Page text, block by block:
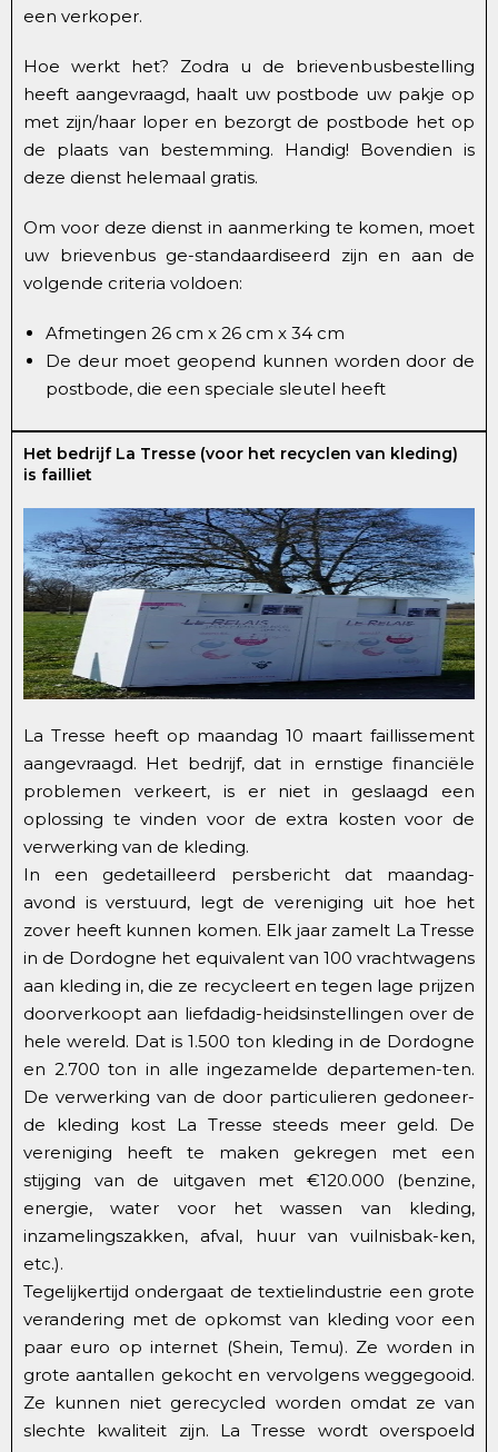
een verkoper.
Hoe werkt het? Zodra u de brievenbusbestelling
heeft aangevraagd, haalt uw postbode uw pakje op
met zijn/haar loper en bezorgt de postbode het op
de plaats van bestemming. Handig! Bovendien is
deze dienst helemaal gratis.
Om voor deze dienst in aanmerking te komen, moet
uw brievenbus ge-standaardiseerd zijn en aan de
volgende criteria voldoen:
Afmetingen 26 cm x 26 cm x 34 cm
De deur moet geopend kunnen worden door de
postbode, die een speciale sleutel heeft
Het bedrijf La Tresse (voor het recyclen van kleding)
is failliet
La Tresse heeft op maandag 10 maart faillissement
aangevraagd. Het bedrijf, dat in ernstige financiële
problemen verkeert, is er niet in geslaagd een
oplossing te vinden voor de extra kosten voor de
verwerking van de kleding.
In een gedetailleerd persbericht dat maandag-
avond is verstuurd, legt de vereniging uit hoe het
zover heeft kunnen komen. Elk jaar zamelt La Tresse
in de Dordogne het equivalent van 100 vrachtwagens
aan kleding in, die ze recycleert en tegen lage prijzen
doorverkoopt aan liefdadig-heidsinstellingen over de
hele wereld. Dat is 1.500 ton kleding in de Dordogne
en 2.700 ton in alle ingezamelde departemen-ten.
De verwerking van de door particulieren gedoneer-
de kleding kost La Tresse steeds meer geld. De
vereniging heeft te maken gekregen met een
stijging van de uitgaven met €120.000 (benzine,
energie, water voor het wassen van kleding,
inzamelingszakken, afval, huur van vuilnisbak-ken,
etc.).
Tegelijkertijd ondergaat de textielindustrie een grote
verandering met de opkomst van kleding voor een
paar euro op internet (Shein, Temu). Ze worden in
grote aantallen gekocht en vervolgens weggegooid.
Ze kunnen niet gerecycled worden omdat ze van
slechte kwaliteit zijn. La Tresse wordt overspoeld